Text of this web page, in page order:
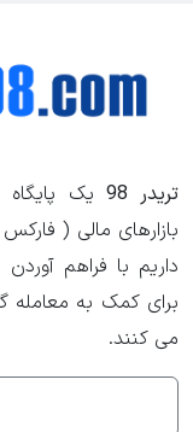
تریدر 98
یک پایگاه
بازارهای مالی (
داریم با فراهم
برای کمک به معامله
می کنند.